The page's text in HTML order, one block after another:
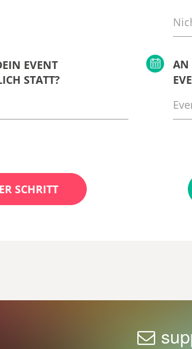
EVENT
STATT?
AN
SCHRITT